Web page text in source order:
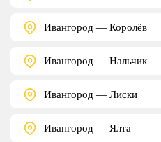
Ивангород — Королёв
Ивангород — Нальчик
Ивангород — Лиски
Ивангород — Ялта